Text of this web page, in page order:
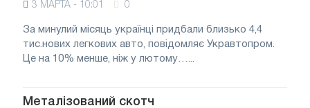
3 МАРТА - 10:01 0
За минулий місяць українці придбали близько 4,4
тис.нових легкових авто, повідомляє Укравтопром.
Це на 10% менше, ніж у лютому…...
Металізований скотч